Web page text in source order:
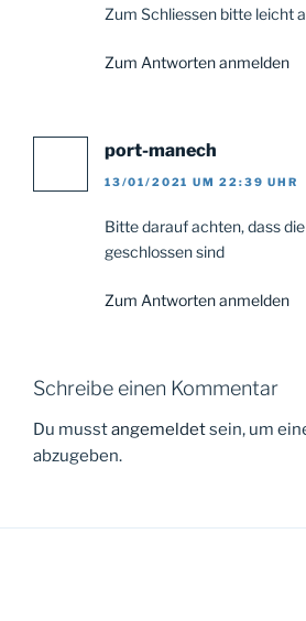
Zum Schliessen bitte leicht
Zum Antworten anmelden
port-manech
13/01/2021 UM 22:39 UHR
Bitte darauf achten, dass
geschlossen sind
Zum Antworten anmelden
Schreibe einen Kommentar
Du musstangemeldetsein, um
abzugeben.